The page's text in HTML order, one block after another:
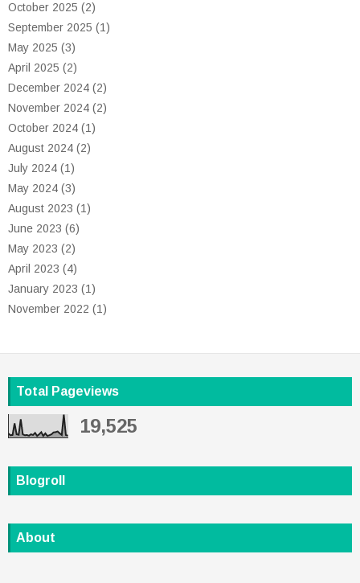
October 2025 (2)
September 2025 (1)
May 2025 (3)
April 2025 (2)
December 2024 (2)
November 2024 (2)
October 2024 (1)
August 2024 (2)
July 2024 (1)
May 2024 (3)
August 2023 (1)
June 2023 (6)
May 2023 (2)
April 2023 (4)
January 2023 (1)
November 2022 (1)
Total Pageviews
19,525
Blogroll
About